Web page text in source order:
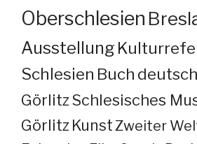
Oberschlesien
Ausstellung
Schlesien Buch
GörlitzSchlesisches
Görlitz KunstZweiter